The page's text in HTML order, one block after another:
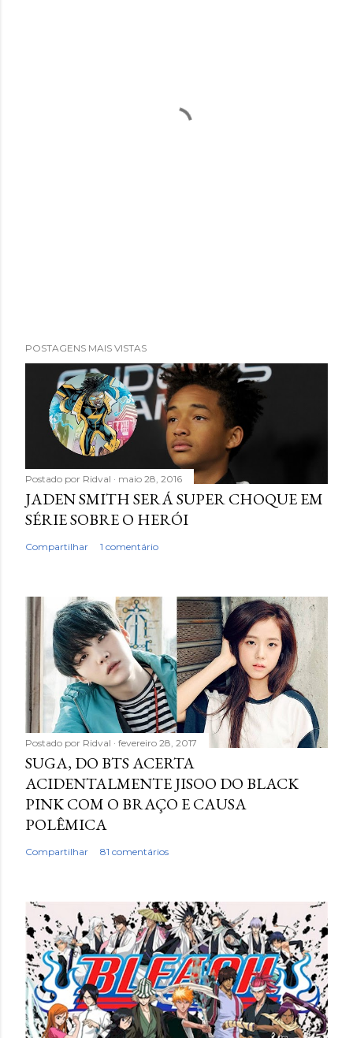
POSTAGENS MAIS VISTAS
Postado por Ridval maio 28, 2016
JADEN SMITH SERÁ SUPER CHOQUE EM
SÉRIE SOBRE O HERÓI
Compartilhar 1 comentário
Postado por Ridval fevereiro 28, 2017
SUGA, DO BTS ACERTA
ACIDENTALMENTE JISOO DO BLACK
PINK COM O BRAÇO E CAUSA
POLÊMICA
Compartilhar 81 comentários